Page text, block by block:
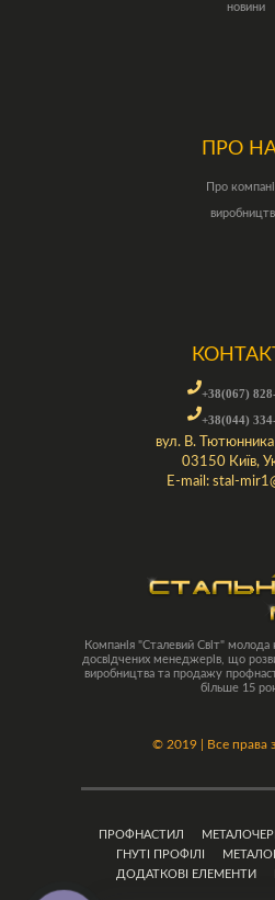
новини
ПРО
Про
+38(067)
+38(044)
вул. В.
03150 Київ,
E-mail: stal-
Компанія "Сталевий Світ" молода
досвідчених менеджерів, що
виробництва та продажу
більше 15
© 2019 | Все права
ПРОФНАСТИЛ
ГНУТІ ПРОФІЛІ
ДОДАТКОВІ ЕЛЕМЕНТИ